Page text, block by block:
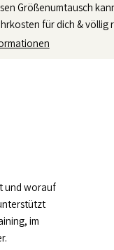
Größenumtausch
für dich & völlig
und worauf
im